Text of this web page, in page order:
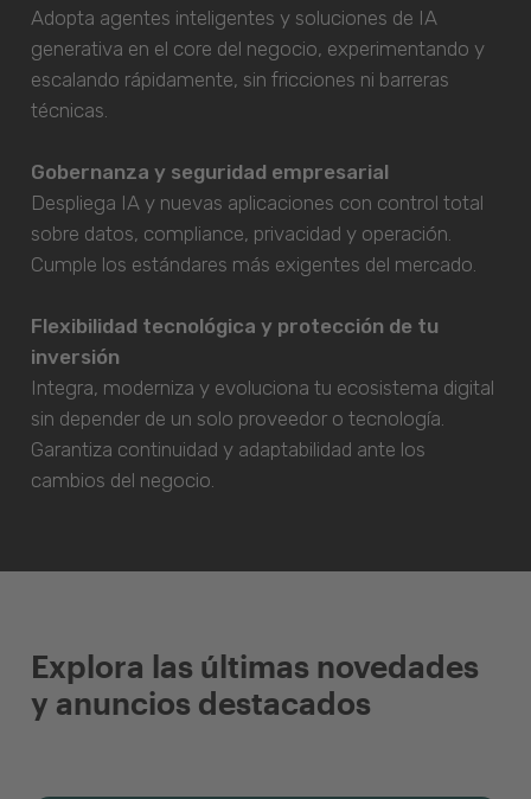
Adopta agentes inteligentes y soluciones de IA
generativa en el core del negocio, experimentando y
escalando rápidamente, sin fricciones ni barreras
técnicas.
Gobernanza y seguridad empresarial
Despliega IA y nuevas aplicaciones con control total
sobre datos, compliance, privacidad y operación.
Cumple los estándares más exigentes del mercado.
Flexibilidad tecnológica y protección de tu
inversión
Integra, moderniza y evoluciona tu ecosistema digital
sin depender de un solo proveedor o tecnología.
Garantiza continuidad y adaptabilidad ante los
cambios del negocio.
Explora las últimas novedades
y anuncios destacados